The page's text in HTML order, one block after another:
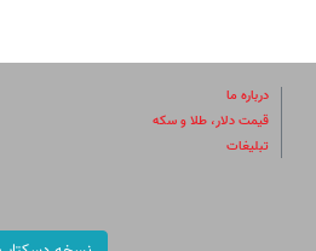
درباره ما
قیمت دلار، طلا و سکه
تبلیغات